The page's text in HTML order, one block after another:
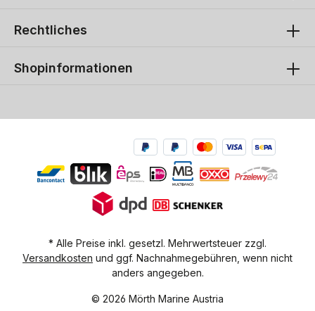
Rechtliches
Shopinformationen
© 2026 Mörth Marine Austria
* Alle Preise inkl. gesetzl. Mehrwertsteuer zzgl.
Versandkosten und ggf. Nachnahmegebühren, wenn nicht
anders angegeben.